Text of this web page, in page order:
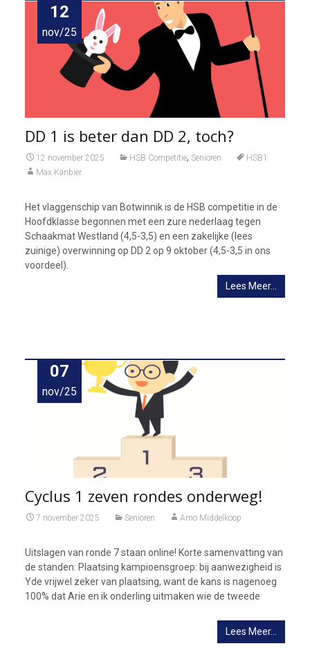
12
nov/25
DD 1 is beter dan DD 2, toch?
12 november 2025 HSB Competitie, Senioren
HSB1
Max Kanbier
Het vlaggenschip van Botwinnik is de HSB competitie in de
Hoofdklasse begonnen met een zure nederlaag tegen
Schaakmat Westland (4,5-3,5) en een zakelijke (lees
zuinige) overwinning op DD 2 op 9 oktober (4,5-3,5 in ons
voordeel).
Lees Meer…
07
nov/25
Cyclus 1 zeven rondes onderweg!
7 november 2025 Senioren Arno Middelkoop
Uitslagen van ronde 7 staan online! Korte samenvatting van
de standen: Plaatsing kampioensgroep: bij aanwezigheid is
Yde vrijwel zeker van plaatsing, want de kans is nagenoeg
100% dat Arie en ik onderling uitmaken wie de tweede
Lees Meer…